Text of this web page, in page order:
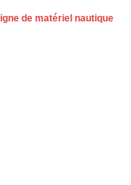
de matériel nautique